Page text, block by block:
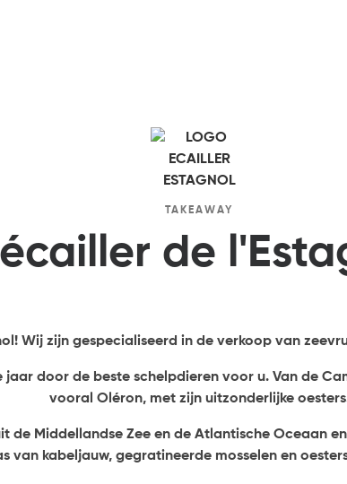
TAKEAWAY
de
Wij zijn gespecialiseerd in de verkoop van
door de beste schelpdieren voor u. Van de
vooral Oléron, met zijn uitzonderlijke
de Middellandse Zee en de Atlantische Oceaan
van kabeljauw, gegratineerde mosselen en